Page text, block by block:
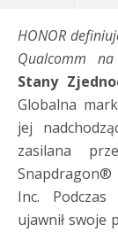
HONOR
Qualcomm
Stany
Globalna
jej
zasilana
Snapdragon®
Inc. Podczas
ujawnił swoje